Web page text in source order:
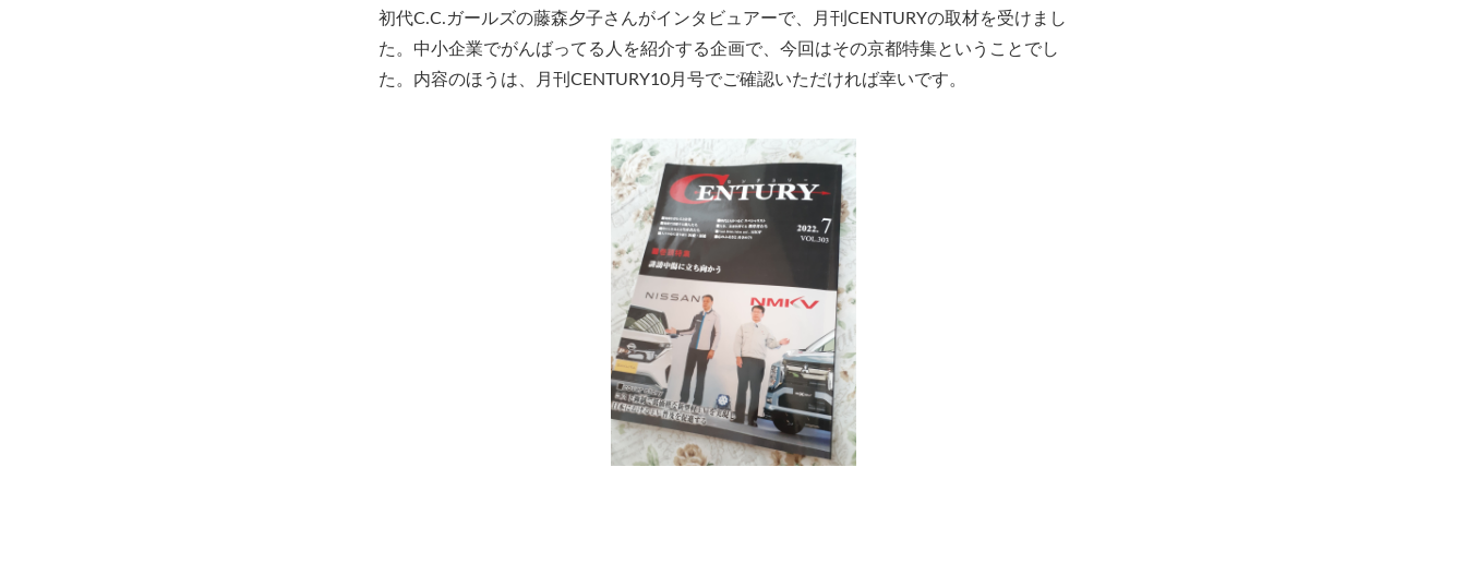
初代C.C.ガールズの藤森夕子さんがインタビュアーで、月刊CENTURYの取材を受けまし
た。中小企業でがんばってる人を紹介する企画で、今回はその京都特集ということでし
た。内容のほうは、月刊CENTURY10月号でご確認いただければ幸いです。